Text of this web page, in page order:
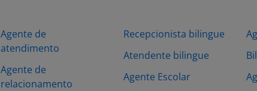
Agente de
atendimento
Agente de
relacionamento
Recepcionista bilingue
Atendente bilingue
Agente Escolar